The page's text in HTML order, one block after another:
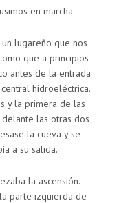
en marcha.
lugareño que nos
que a principios
antes de la entrada
hidroeléctrica.
y la primera de las
las otras dos
la cueva y se
a su salida.
la ascensión.
parte izquierda de